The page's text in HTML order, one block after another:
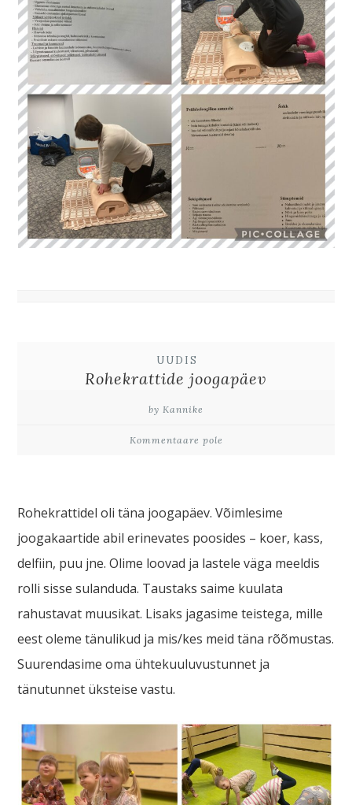
UUDIS
Rohekrattide joogapäev
by Kannike
Kommentaare pole
Rohekrattidel oli täna joogapäev. Võimlesime
joogakaartide abil erinevates poosides – koer, kass,
delfiin, puu jne. Olime loovad ja lastele väga meeldis
rolli sisse sulanduda. Taustaks saime kuulata
rahustavat muusikat. Lisaks jagasime teistega, mille
eest oleme tänulikud ja mis/kes meid täna rõõmustas.
Suurendasime oma ühtekuuluvustunnet ja
tänutunnet üksteise vastu.